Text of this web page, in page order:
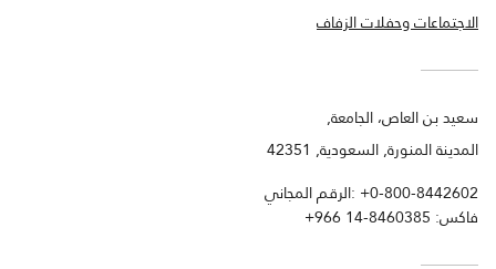
الاجتماعات وحفلات الزفاف
سعيد بن العاص، الجامعة,
المدينة المنورة, السعودية, 42351
الرقم المجاني: +0-800-8442602
فاكس: +966 14-8460385